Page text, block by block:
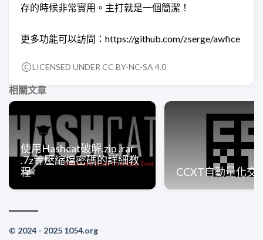
存的時候非常實用。主打就是一個簡潔！
更多功能可以訪問：https://github.com/zserge/awfice
LICENSED UNDER CC BY-NC-SA 4.0
相關文章
使用Hashcat破解.zip .rar
.7z等壓縮檔密碼的詳細教
程
CCXT自動量化交
© 2024 - 2025 1054.org